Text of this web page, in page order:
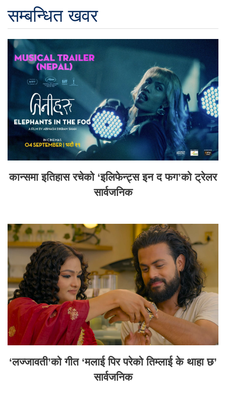
सम्बन्धित खवर
कान्समा इतिहास रचेको ‘इलिफेन्ट्स इन द फग’को ट्रेलर
सार्वजनिक
‘लज्जावती’को गीत ‘मलाई पिर परेको तिम्लाई के थाहा छ’
सार्वजनिक